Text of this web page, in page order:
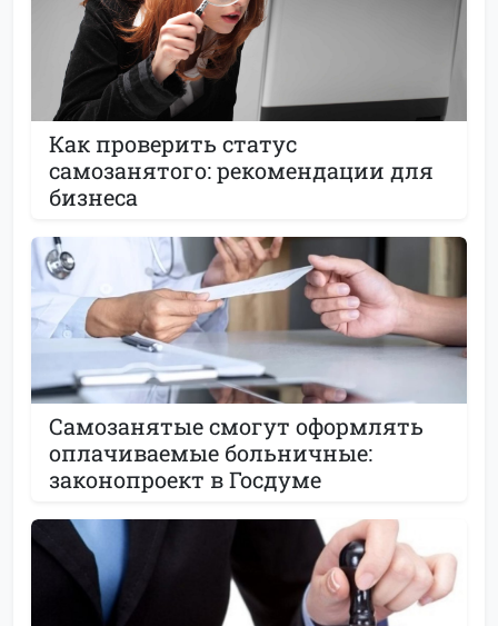
Как проверить статус
самозанятого: рекомендации для
бизнеса
Самозанятые смогут оформлять
оплачиваемые больничные:
законопроект в Госдуме